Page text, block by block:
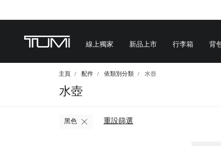
線上獨家 新品上市 行李箱 背
主頁 配件 依類別分類 水壺
水壺
重設篩選
黑色